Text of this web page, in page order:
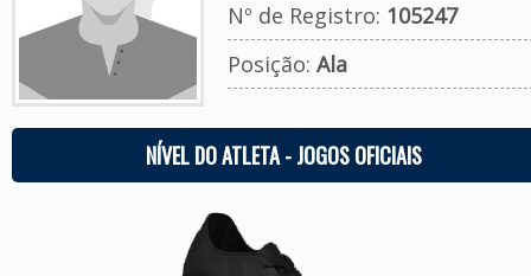
Nº de Registro: 105247
Posição: Ala
NÍVEL DO ATLETA - JOGOS OFICIAIS